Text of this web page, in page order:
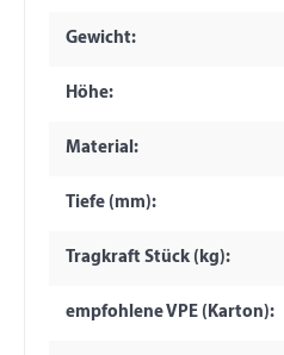
Gewicht:
Höhe:
Material:
Tiefe (mm):
Tragkraft Stück (kg):
empfohlene VPE (Karton):